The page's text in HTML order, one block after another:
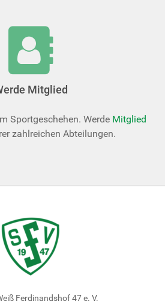
Mitglied
Sportgeschehen. Werde Mitglied
zahlreichen Abteilungen.
Ferdinandshof 47 e. V.